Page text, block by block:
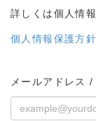
詳しくは個人情
個人情報保護方
メールアドレス